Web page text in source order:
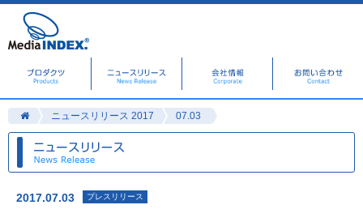
ニュースリリース 2017 07.03
2017.07.03 プレスリリース